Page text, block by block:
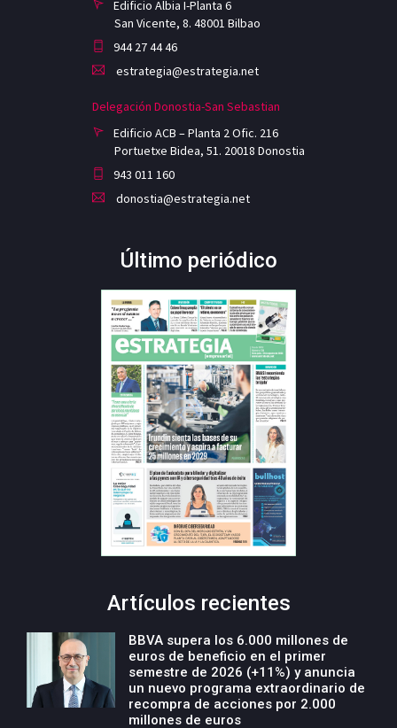
Edificio Albia I-Planta 6
San Vicente, 8. 48001 Bilbao
944 27 44 46
estrategia@estrategia.net
Delegación Donostia-San Sebastian
Edificio ACB – Planta 2 Ofic. 216
Portuetxe Bidea, 51. 20018 Donostia
943 011 160
donostia@estrategia.net
Último periódico
Artículos recientes
BBVA supera los 6.000 millones de
euros de beneficio en el primer
semestre de 2026 (+11%) y anuncia
un nuevo programa extraordinario de
recompra de acciones por 2.000
millones de euros